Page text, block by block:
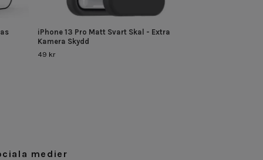
iPhone 13 Pro Matt Svart Skal - Extra
Kamera Skydd
49 kr
medier